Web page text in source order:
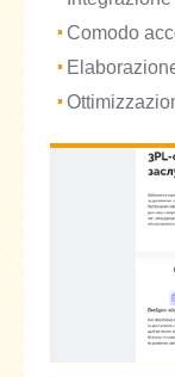
Comodo